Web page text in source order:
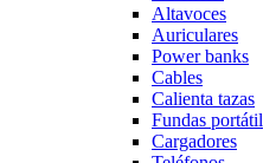
Altavoces
Auriculares
Power banks
Cables
Calienta tazas
Fundas portátil
Cargadores